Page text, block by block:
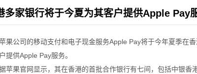
多家银行将于今夏为其客户提供Apple Pay
公司的移动支付和电子现金服务Apple Pay将于今年夏季在香
提供Apple Pay服务。
果官网显示，其在香港的首批合作银行有七间，包括中银香